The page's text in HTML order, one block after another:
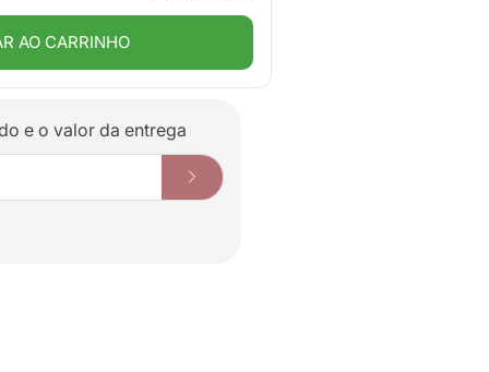
AO CARRINHO
e o valor da entrega